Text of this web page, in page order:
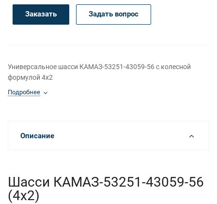
Заказать Задать вопрос
Универсальное шасси КАМАЗ-53251-43059-56 с колесной
формулой 4x2
Подробнее
Описание
Шасси КАМАЗ-53251-43059-56
(4x2)